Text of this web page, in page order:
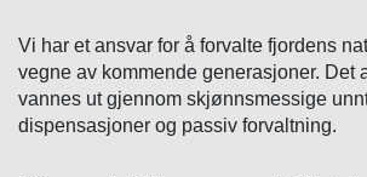
Vi har et ansvar for å forvalte fjordens
vegne av kommende generasjoner. Det
vannes ut gjennom skjønnsmessige
dispensasjoner og passiv forvaltning.